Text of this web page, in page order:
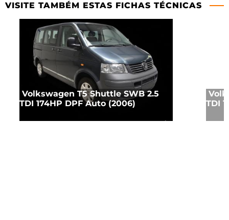
VISITE TAMBÉM ESTAS FICHAS TÉCNICAS
Volkswagen T5 Shuttle SWB 2.5
TDI 174HP DPF Auto (2006)
TDI